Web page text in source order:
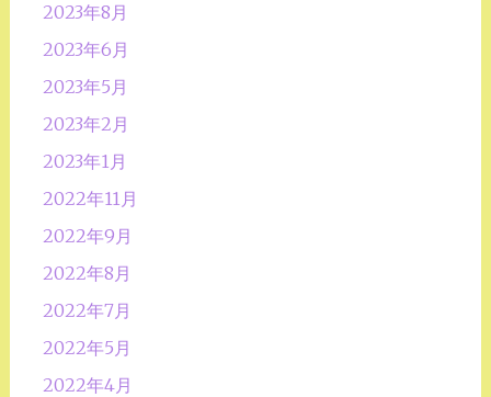
2023年8月
2023年6月
2023年5月
2023年2月
2023年1月
2022年11月
2022年9月
2022年8月
2022年7月
2022年5月
2022年4月